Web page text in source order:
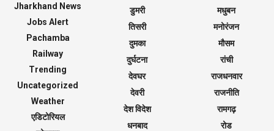
Jharkhand News
Jobs Alert
Pachamba
Railway
Trending
Uncategorized
Weather
एडिटोरियल
डुमरी
तिसरी
दुमका
दुर्घटना
देवघर
देवरी
देश विदेश
धनबाद
मधुबन
मनोरंजन
मौसम
रांची
राजधनवार
राजनीति
रामगढ़
रोड